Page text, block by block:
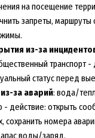
на посещение
запреты,
из-за
транспорт -
статус перед
за аварий: вода/
- действие: открыть
сохранить номера
воды/заряд.